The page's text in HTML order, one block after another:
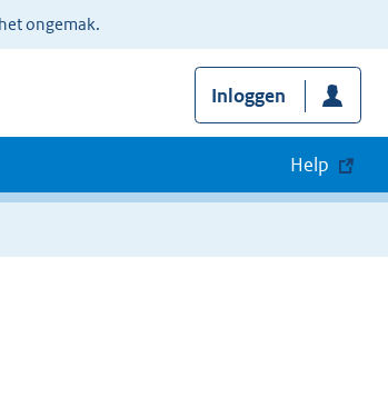
ongemak.
Inloggen
Help